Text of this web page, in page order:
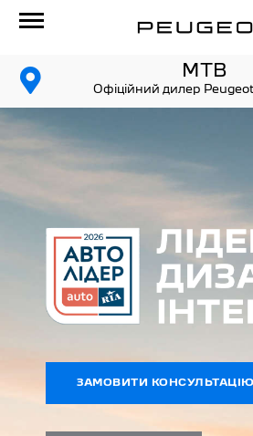
МТВ
Офіційний дилер
ЗАМОВИТИ КОНСУЛЬТАЦІЮ